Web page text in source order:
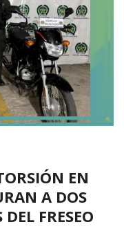
EN
A DOS
FRESEO